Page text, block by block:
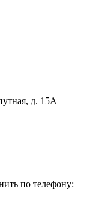
д. 15А
по телефону: